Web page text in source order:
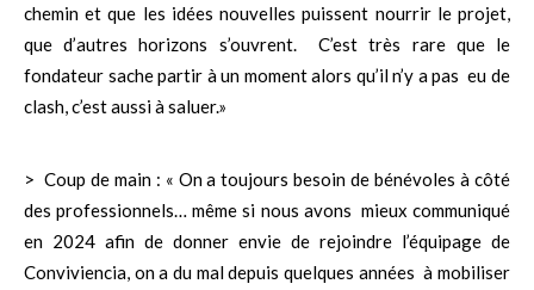
chemin et que les idées nouvelles puissent nourrir le projet,
que d’autres horizons s’ouvrent. C’est très rare que le
fondateur sache partir à un moment alors qu’il n’y a pas eu de
clash, c’est aussi à saluer.»
> Coup de main : « On a toujours besoin de bénévoles à côté
des professionnels… même si nous avons mieux communiqué
en 2024 afin de donner envie de rejoindre l’équipage de
Conviviencia, on a du mal depuis quelques années à mobiliser